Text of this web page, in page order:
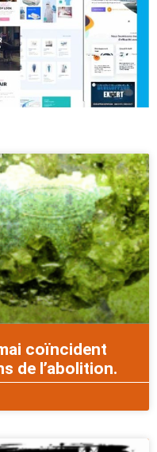
coïncident
de l’abolition.